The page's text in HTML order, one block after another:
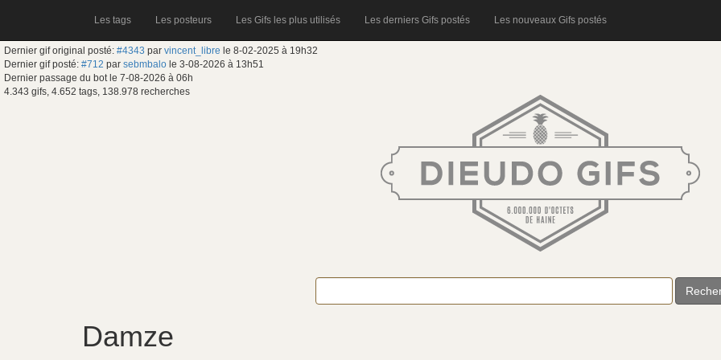
Les tags Les posteurs Les Gifs les plus utilisés Les derniers Gifs postés Les nouveaux Gifs postés
Dernier gif original posté: #4343 par vincent_libre le 8-02-2025 à 19h32
Dernier gif posté: #712 par sebmbalo le 3-08-2026 à 13h51
Dernier passage du bot le 7-08-2026 à 06h
4.343 gifs, 4.652 tags, 138.978 recherches
Damze